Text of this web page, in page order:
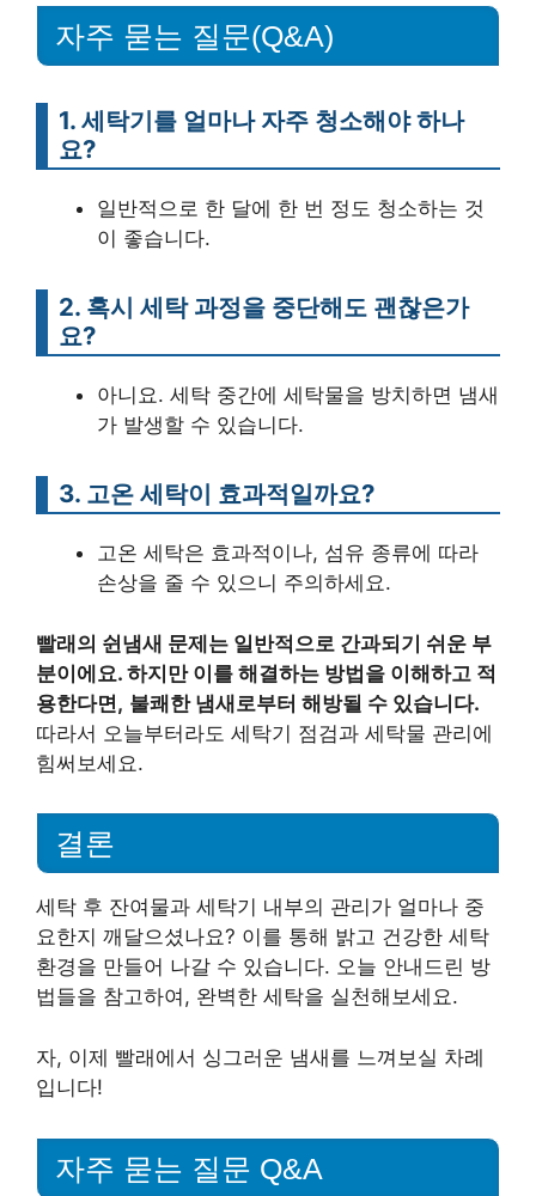
자주 묻는 질문(Q&A)
1. 세탁기를 얼마나 자주 청소해야 하나
요?
일반적으로 한 달에 한 번 정도 청소하는 것
이 좋습니다.
2. 혹시 세탁 과정을 중단해도 괜찮은가
요?
아니요. 세탁 중간에 세탁물을 방치하면 냄새
가 발생할 수 있습니다.
3. 고온 세탁이 효과적일까요?
고온 세탁은 효과적이나, 섬유 종류에 따라
손상을 줄 수 있으니 주의하세요.
빨래의 쉰냄새 문제는 일반적으로 간과되기 쉬운 부
분이에요. 하지만 이를 해결하는 방법을 이해하고 적
용한다면, 불쾌한 냄새로부터 해방될 수 있습니다.
따라서 오늘부터라도 세탁기 점검과 세탁물 관리에
힘써보세요.
결론
세탁 후 잔여물과 세탁기 내부의 관리가 얼마나 중
요한지 깨달으셨나요? 이를 통해 밝고 건강한 세탁
환경을 만들어 나갈 수 있습니다. 오늘 안내드린 방
법들을 참고하여, 완벽한 세탁을 실천해보세요.
자, 이제 빨래에서 싱그러운 냄새를 느껴보실 차례
입니다!
자주 묻는 질문 Q&A